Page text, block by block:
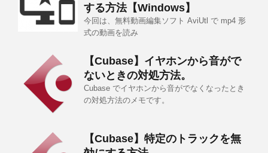
する方法【Windows】
今回は、無料動画編集ソフト AviUtl で mp4 形
式の動画を読み
【Cubase】イヤホンから音がで
ないときの対処方法。
Cubase でイヤホンから音がでなくなったとき
の対処方法のメモです。
【Cubase】特定のトラックを無